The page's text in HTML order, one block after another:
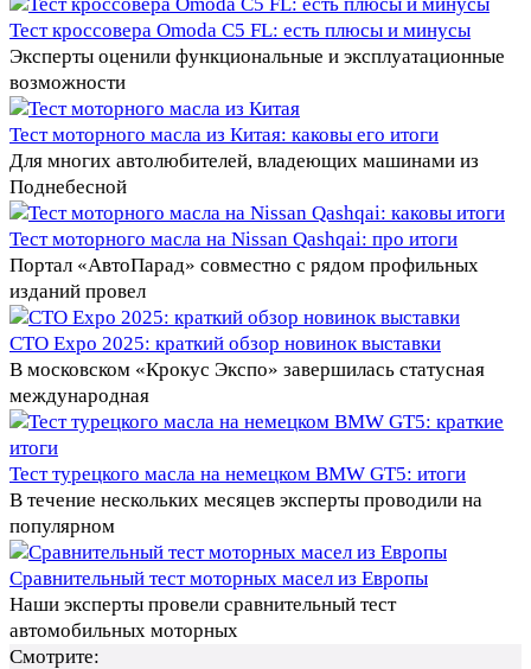
Тест кроссовера Omoda C5 FL: есть плюсы и минусы
Эксперты оценили функциональные и эксплуатационные
возможности
Тест моторного масла из Китая: каковы его итоги
Для многих автолюбителей, владеющих машинами из
Поднебесной
Тест моторного масла на Nissan Qashqai: про итоги
Портал «АвтоПарад» совместно с рядом профильных
изданий провел
CTO Expo 2025: краткий обзор новинок выставки
В московском «Крокус Экспо» завершилась статусная
международная
Тест турецкого масла на немецком BMW GT5: итоги
В течение нескольких месяцев эксперты проводили на
популярном
Сравнительный тест моторных масел из Европы
Наши эксперты провели сравнительный тест
автомобильных моторных
Смотрите: